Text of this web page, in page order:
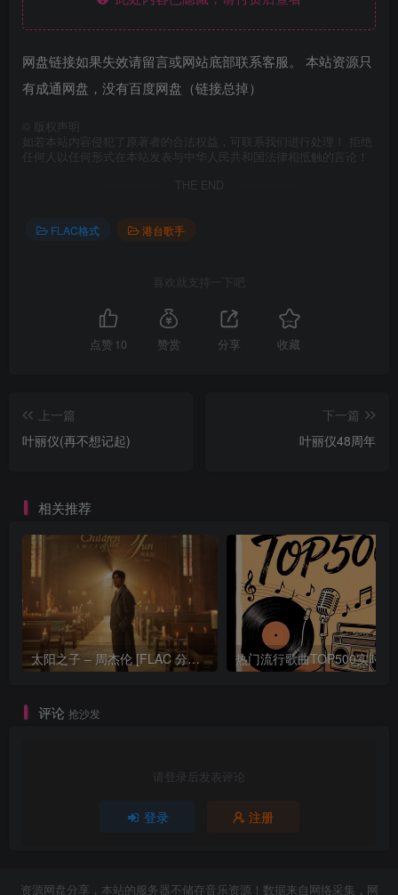
网盘链接如果失效请留言或网站底部联系客服。 本站资源只
有成通网盘，没有百度网盘（链接总掉）
版权声明
如若本站内容侵犯了原著者的合法权益，可联系我们进行处理！ 拒绝
任何人以任何形式在本站发表与中华人民共和国法律相抵触的言论！
THE END
FLAC格式 港台歌手
喜欢就支持一下吧
点赞 10 赞赏 分享 收藏
上一篇
叶丽仪(再不想记起)
下一篇
叶丽仪48周年
相关推荐
太阳之子 – 周杰伦 [FLAC 分轨 192Khz 24bit]
评论 抢沙发
请登录后发表评论
登录 注册
资源网盘分享，本站的服务器不储存音乐资源！数据来自网络采集，网